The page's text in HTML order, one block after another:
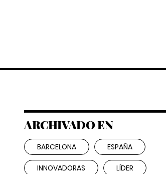
ARCHIVADO EN
BARCELONA ESPAÑA
INNOVADORAS LÍDER